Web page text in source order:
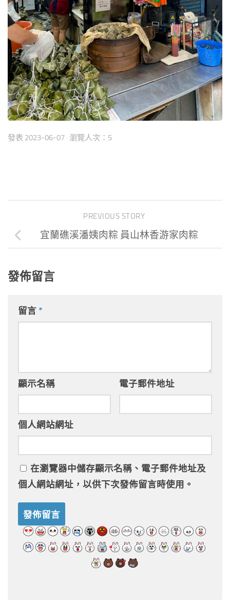
發表 2023-06-07 · 瀏覽人次：5
PREVIOUS STORY
宜蘭礁溪潘姨肉粽 員山林香游家肉粽
發佈留言
留言 *
顯示名稱 電子郵件地址
個人網站網址
在瀏覽器中儲存顯示名稱、電子郵件地址及
個人網站網址，以供下次發佈留言時使用。